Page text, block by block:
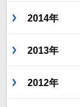
2014年
2013年
2012年